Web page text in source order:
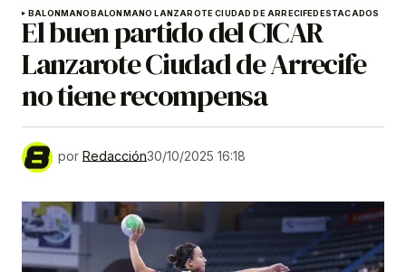
BALONMANOBALONMANO LANZAROTE CIUDAD DE ARRECIFEDESTACADOS
El buen partido del CICAR
Lanzarote Ciudad de Arrecife
no tiene recompensa
por Redacción30/10/2025 16:18